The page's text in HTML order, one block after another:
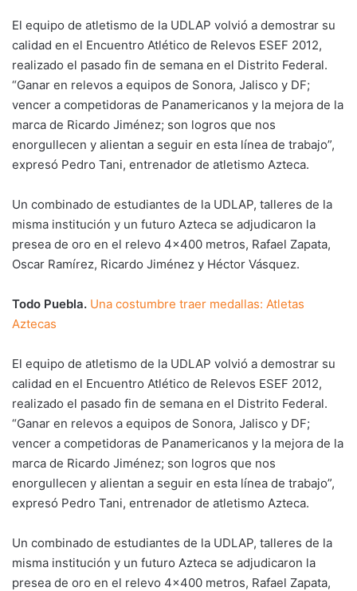
El equipo de atletismo de la UDLAP volvió a demostrar su
calidad en el Encuentro Atlético de Relevos ESEF 2012,
realizado el pasado fin de semana en el Distrito Federal.
“Ganar en relevos a equipos de Sonora, Jalisco y DF;
vencer a competidoras de Panamericanos y la mejora de la
marca de Ricardo Jiménez; son logros que nos
enorgullecen y alientan a seguir en esta línea de trabajo”,
expresó Pedro Tani, entrenador de atletismo Azteca.
Un combinado de estudiantes de la UDLAP, talleres de la
misma institución y un futuro Azteca se adjudicaron la
presea de oro en el relevo 4×400 metros, Rafael Zapata,
Oscar Ramírez, Ricardo Jiménez y Héctor Vásquez.
Todo Puebla. Una costumbre traer medallas: Atletas
Aztecas
El equipo de atletismo de la UDLAP volvió a demostrar su
calidad en el Encuentro Atlético de Relevos ESEF 2012,
realizado el pasado fin de semana en el Distrito Federal.
“Ganar en relevos a equipos de Sonora, Jalisco y DF;
vencer a competidoras de Panamericanos y la mejora de la
marca de Ricardo Jiménez; son logros que nos
enorgullecen y alientan a seguir en esta línea de trabajo”,
expresó Pedro Tani, entrenador de atletismo Azteca.
Un combinado de estudiantes de la UDLAP, talleres de la
misma institución y un futuro Azteca se adjudicaron la
presea de oro en el relevo 4×400 metros, Rafael Zapata,